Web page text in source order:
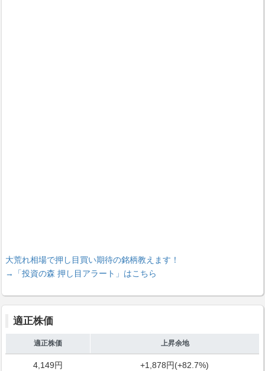
大荒れ相場で押し目買い期待の銘柄教えます！
→「投資の森 押し目アラート」はこちら
適正株価
適正株価 上昇余地
4,149円 +1,878円(+82.7%)